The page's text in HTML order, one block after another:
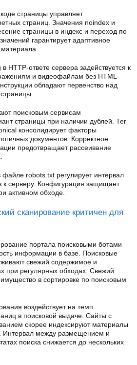
страницы управляет
страниц. Значения noindex и
страницы в индекс и переход по
гарантирует адаптивное
HTTP-ответе сервера задействуется к
и видеофайлам без HTML-
обладают первенство над
поисковым сервисам
страницы при наличии дублей. Тег
консолидирует факторы
документов. Корректное
предотвращает рассеивание
robots.txt регулирует интервал
к серверу. Конфигурация защищает
активном обходе.
сканирование критичен для
портала поисковыми ботами
информации в базе. Поисковые
свежий содержимое и
при регулярных обходах. Свежий
в сортировке по поисковым
воздействует на темп
в поисковой выдаче. Сайты с
скорее индексируют материалы
Интервал между размещением и
поиска снижается до нескольких